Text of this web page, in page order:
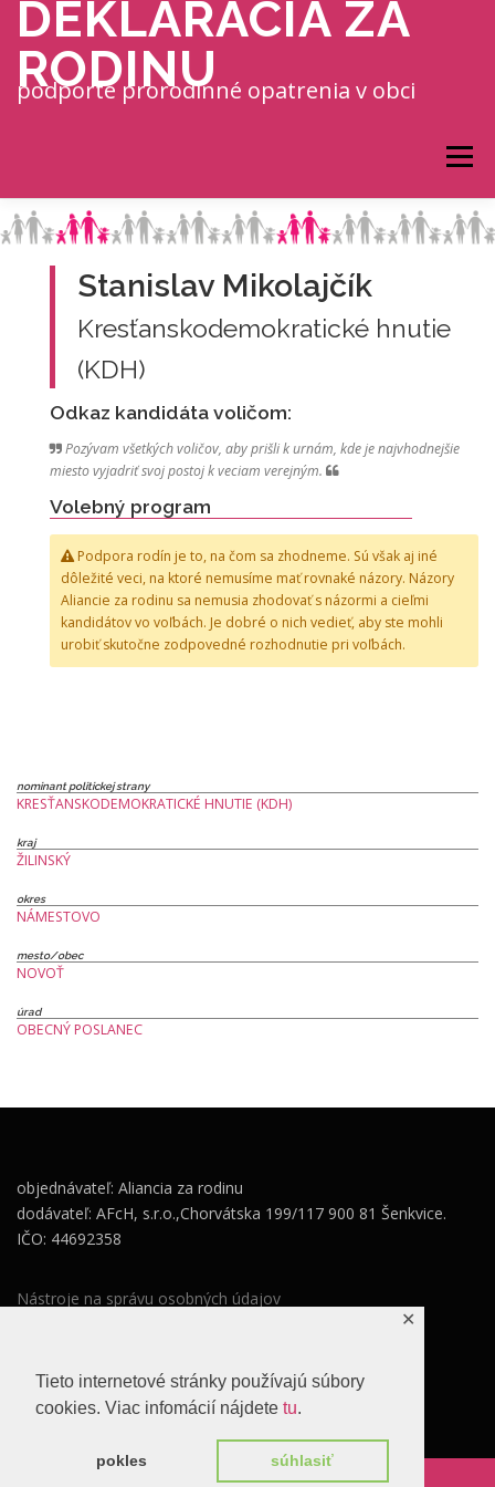
Tieto internetové stránky používajú súbory
cookies. Viac infomácií nájdete tu.
pokles súhlasiť
✕
Prejsť na obsah
DEKLARÁCIA ZA
RODINU
podporte prorodinné opatrenia v obci
Menu
Stanislav Mikolajčík
Kresťanskodemokratické hnutie
(KDH)
Odkaz kandidáta voličom:
Pozývam všetkých voličov, aby prišli k urnám, kde je najvhodnejšie
miesto vyjadriť svoj postoj k veciam verejným.
Volebný program
Podpora rodín je to, na čom sa zhodneme. Sú však aj iné
dôležité veci, na ktoré nemusíme mať rovnaké názory. Názory
Aliancie za rodinu sa nemusia zhodovať s názormi a cieľmi
kandidátov vo voľbách. Je dobré o nich vedieť, aby ste mohli
urobiť skutočne zodpovedné rozhodnutie pri voľbách.
nominant politickej strany
KRESŤANSKODEMOKRATICKÉ HNUTIE (KDH)
kraj
ŽILINSKÝ
okres
NÁMESTOVO
mesto/obec
NOVOŤ
úrad
OBECNÝ POSLANEC
objednávateľ: Aliancia za rodinu
dodávateľ: AFcH, s.r.o.,Chorvátska 199/117 900 81 Šenkvice.
IČO: 44692358
Nástroje na správu osobných údajov
Súhlas so spracovaním osobných údajov